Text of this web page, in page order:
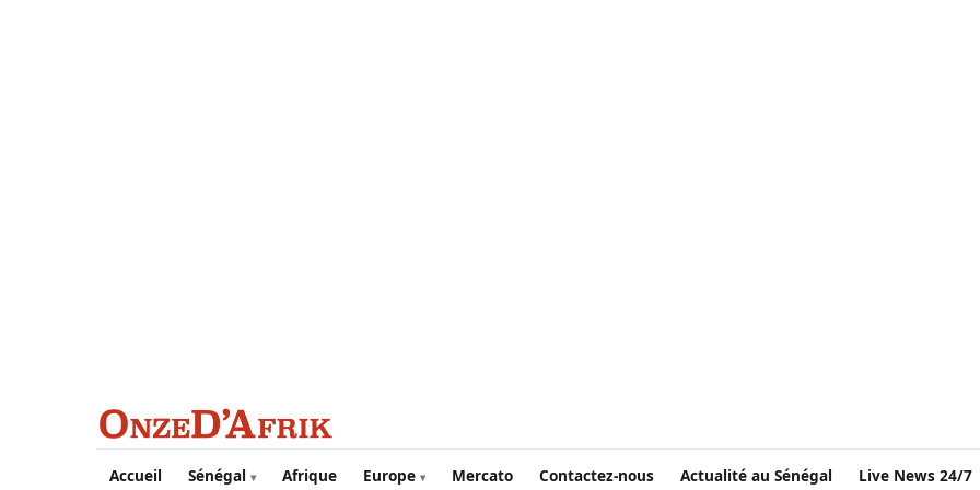
Aller au contenu principal
Accueil Sénégal Afrique Europe Mercato Contactez-nous Actualité au Sénégal Live News 24/7